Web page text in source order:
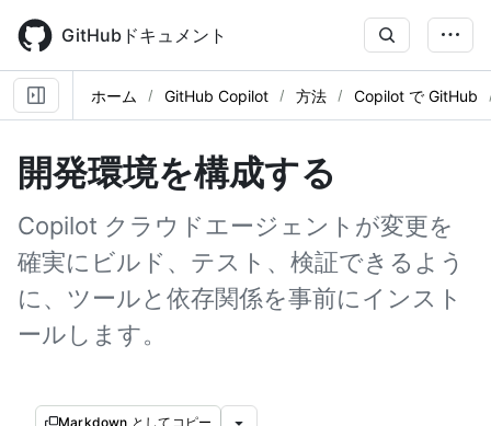
main
content
GitHubドキュメント
ホーム GitHub Copilot 方法 Copilot で GitHub
開発環境を構成する
Copilot クラウドエージェントが変更を
確実にビルド、テスト、検証できるよう
に、ツールと依存関係を事前にインスト
ールします。
Markdown としてコピー